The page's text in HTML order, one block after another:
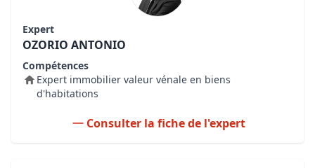
Expert
OZORIO ANTONIO
Compétences
Expert immobilier valeur vénale en biens
d'habitations
Consulter la fiche de l'expert